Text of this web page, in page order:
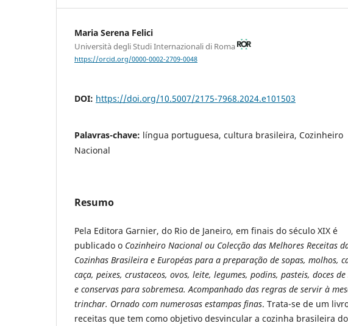
Maria Serena Felici
Università degli Studi Internazionali di Roma
https://orcid.org/0000-0002-2709-0048
DOI: https://doi.org/10.5007/2175-7968.2024.e101503
Palavras-chave: língua portuguesa, cultura brasileira, Cozinheiro
Nacional
Resumo
Pela Editora Garnier, do Rio de Janeiro, em finais do século XIX é
publicado o Cozinheiro Nacional ou Colecção das Melhores Receitas
Cozinhas Brasileira e Européas para a preparação de sopas, molhos,
caça, peixes, crustaceos, ovos, leite, legumes, podins, pasteis, doces de
e conservas para sobremesa. Acompanhado das regras de servir à
trinchar. Ornado com numerosas estampas finas. Trata-se de um
receitas que tem como objetivo desvincular a cozinha brasileira